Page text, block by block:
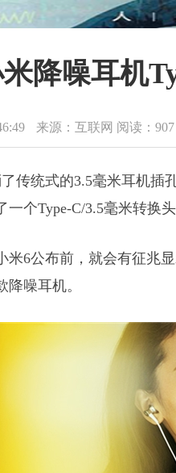
降噪耳机
来源：互联网 阅读：907
传统式的3.5毫米耳机插
一个Type-C/3.5毫米转换
米6公布前，就会有征兆
噪耳机。